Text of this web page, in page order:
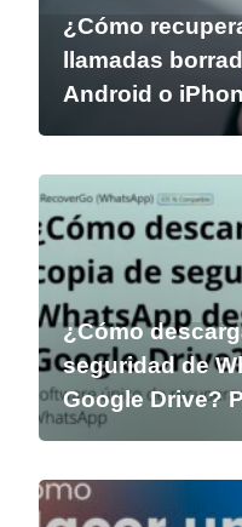
¿Cómo
llamadas
Android o
¿Cómo
seguridad de
Google Drive?